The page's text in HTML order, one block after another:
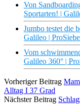
Von
Sportarten! |
Jumbo testet die
Galileo |
Vom
Galileo 360° |
Vorheriger Beitrag
Alltag I 37 Grad
Nächster Beitrag